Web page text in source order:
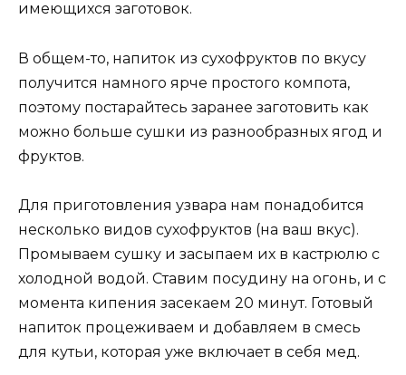
имеющихся заготовок.
В общем-то, напиток из сухофруктов по вкусу
получится намного ярче простого компота,
поэтому постарайтесь заранее заготовить как
можно больше сушки из разнообразных ягод и
фруктов.
Для приготовления узвара нам понадобится
несколько видов сухофруктов (на ваш вкус).
Промываем сушку и засыпаем их в кастрюлю с
холодной водой. Ставим посудину на огонь, и с
момента кипения засекаем 20 минут. Готовый
напиток процеживаем и добавляем в смесь
для кутьи, которая уже включает в себя мед.